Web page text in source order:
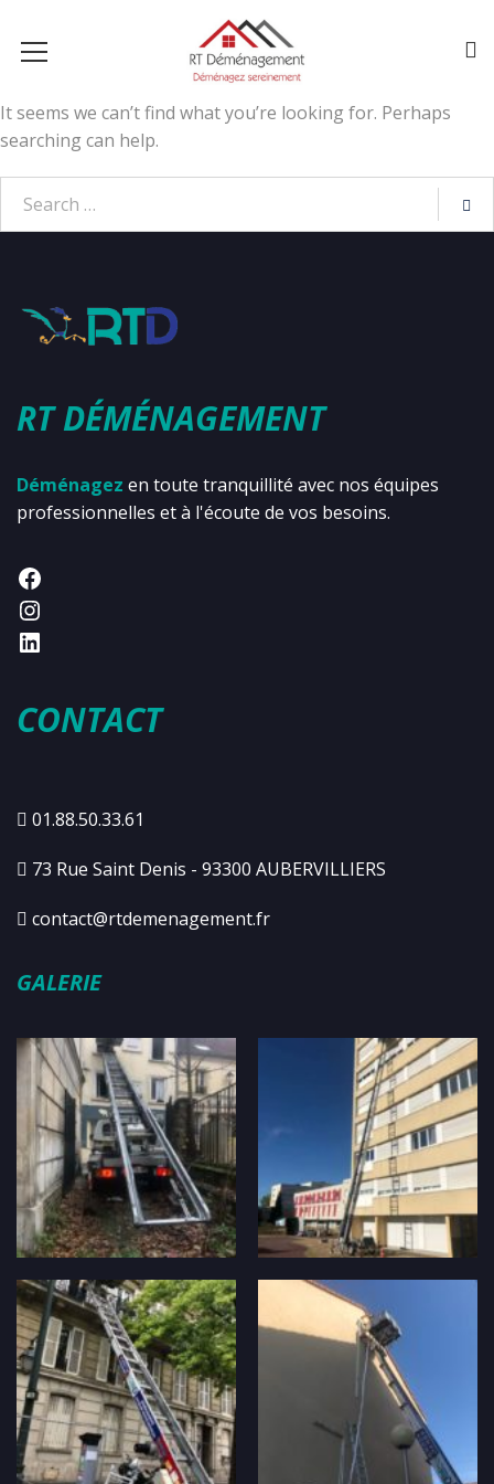
It seems we can’t find what you’re looking for. Perhaps
searching can help.
RT DÉMÉNAGEMENT
Déménagez en toute tranquillité avec nos équipes
professionnelles et à l'écoute de vos besoins.
CONTACT
01.88.50.33.61
73 Rue Saint Denis - 93300 AUBERVILLIERS
contact@rtdemenagement.fr
GALERIE